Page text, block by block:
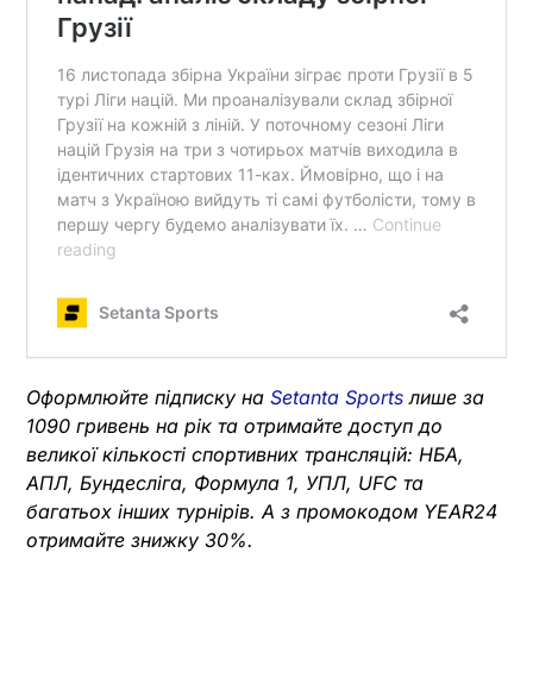
Оформлюйте підписку на Setanta Sports лише за
1090 гривень на рік та отримайте доступ до
великої кількості спортивних трансляцій: НБА,
АПЛ, Бундесліга, Формула 1, УПЛ, UFC та
багатьох інших турнірів. А з промокодом YEAR24
отримайте знижку 30%.